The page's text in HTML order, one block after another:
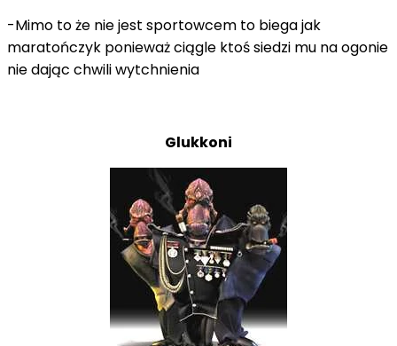
-Mimo to że nie jest sportowcem to biega jak
maratończyk ponieważ ciągle ktoś siedzi mu na ogonie
nie dając chwili wytchnienia
Glukkoni